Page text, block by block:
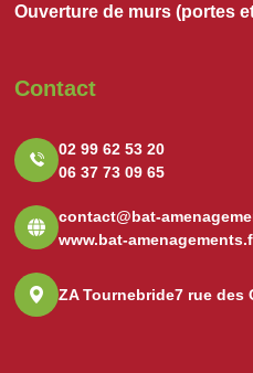
Ouverture de murs (portes
Contact
02 99 62 53 20
06 37 73 09 65
contact@bat-
www.bat-
ZA Tournebride7 rue des